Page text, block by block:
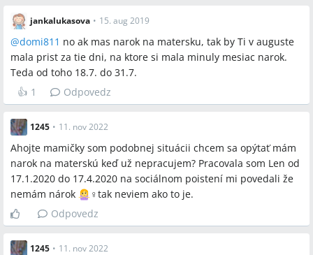
jankalukasova • 15. aug 2019
@domi811 no ak mas narok na matersku, tak by Ti v auguste
mala prist za tie dni, na ktore si mala minuly mesiac narok.
Teda od toho 18.7. do 31.7.
👍 1 Odpovedz
1245 • 11. nov 2022
Ahojte mamičky som podobnej situácii chcem sa opýtať mám
narok na materskú keď už nepracujem? Pracovala som Len od
17.1.2020 do 17.4.2020 na sociálnom poistení mi povedali že
nemám nárok
‍♀️tak neviem ako to je.
Odpovedz
1245 • 11. nov 2022